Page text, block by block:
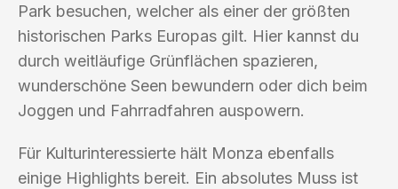
Park besuchen, welcher als einer der größten
historischen Parks Europas gilt. Hier kannst du
durch weitläufige Grünflächen spazieren,
wunderschöne Seen bewundern oder dich beim
Joggen und Fahrradfahren auspowern.
Für Kulturinteressierte hält Monza ebenfalls
einige Highlights bereit. Ein absolutes Muss ist